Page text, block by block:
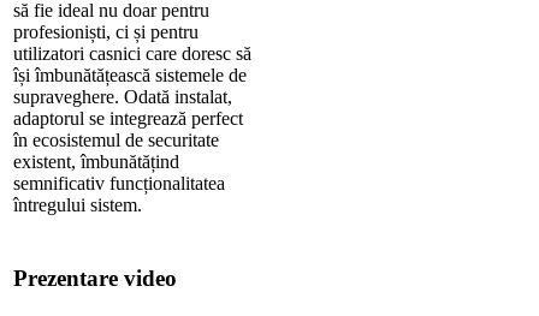
să fie ideal nu doar pentru
profesioniști, ci și pentru
utilizatori casnici care doresc să
își îmbunătățească sistemele de
supraveghere. Odată instalat,
adaptorul se integrează perfect
în ecosistemul de securitate
existent, îmbunătățind
semnificativ funcționalitatea
întregului sistem.
Prezentare video